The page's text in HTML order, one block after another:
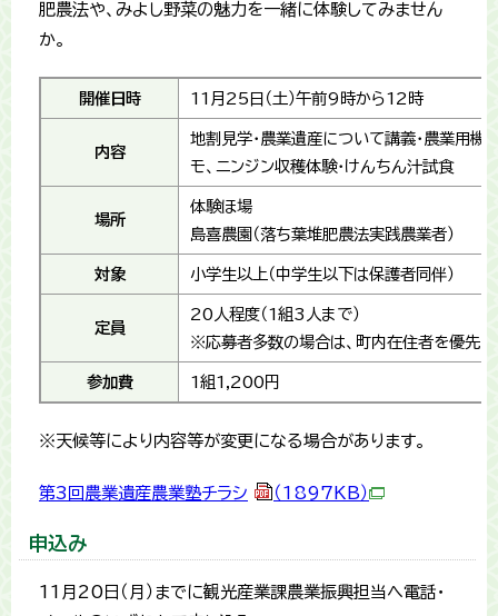
肥農法や、みよし野菜の魅力を一緒に体験してみません
か。
開催日時 11月25日（土）午前9時から12時
内容
地割見学・農業遺産について講義・農業用機械
モ、ニンジン収穫体験・けんちん汁試食
場所
体験ほ場
島喜農園（落ち葉堆肥農法実践農業者）
対象 小学生以上（中学生以下は保護者同伴）
定員
20人程度（1組3人まで）
※応募者多数の場合は、町内在住者を優先と
参加費 1組1,200円
※天候等により内容等が変更になる場合があります。
第3回農業遺産農業塾チラシ （1897KB）
申込み
11月20日（月）までに観光産業課農業振興担当へ電話・